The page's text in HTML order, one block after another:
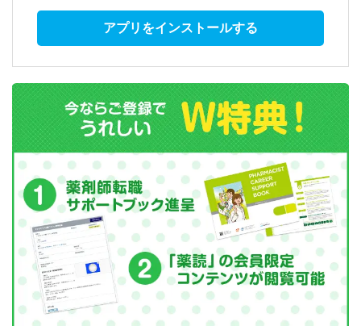
アプリをインストールする